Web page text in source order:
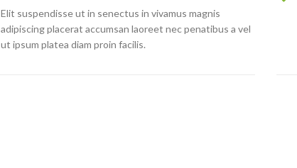
Elit suspendisse ut in senectus in vivamus magnis
adipiscing placerat accumsan laoreet nec penatibus a vel
ut ipsum platea diam proin facilis.